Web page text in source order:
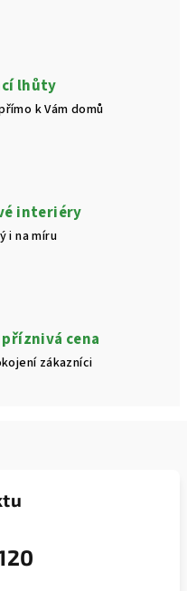
lhůty
k Vám domů
interiéry
i na míru
cena
zákazníci